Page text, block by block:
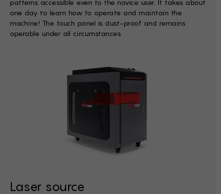
patterns accessible even to the novice user. It takes about
one day to learn how to operate and maintain the
machine! The touch panel is dust-proof and remains
operable under all circumstances.
Laser source